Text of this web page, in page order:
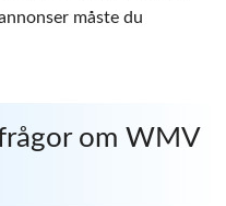
måste du
om WMV